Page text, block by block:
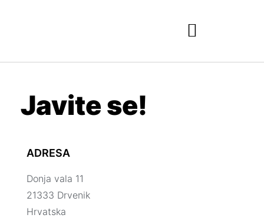
Javite se!
ADRESA
Donja vala 11
21333 Drvenik
Hrvatska